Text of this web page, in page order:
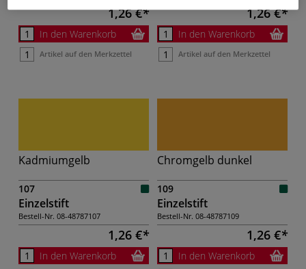
1,26 €
In den Warenkorb
Artikel auf den Merkzettel
1,26 €
In den Warenkorb
Artikel auf den Merkzettel
Kadmiumgelb
107
Einzelstift
Bestell-Nr. 08-48787107
1,26 €
In den Warenkorb
Chromgelb dunkel
109
Einzelstift
Bestell-Nr. 08-48787109
1,26 €
In den Warenkorb